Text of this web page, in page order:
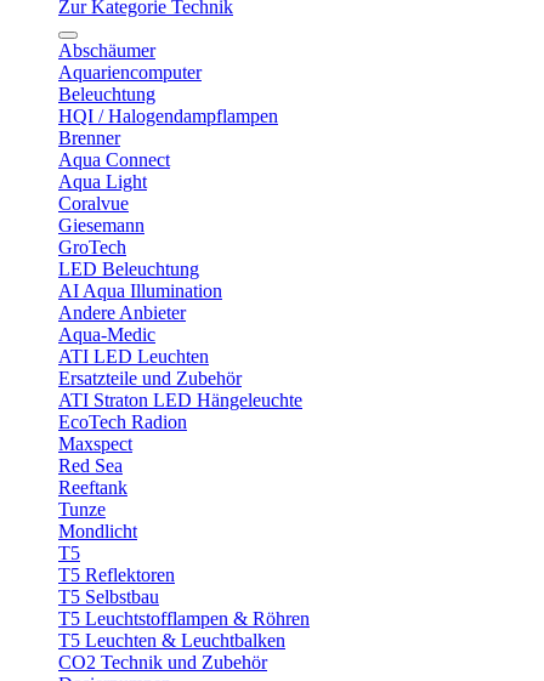
Zur Kategorie Technik
Abschäumer
Aquariencomputer
Beleuchtung
HQI / Halogendampflampen
Brenner
Aqua Connect
Aqua Light
Coralvue
Giesemann
GroTech
LED Beleuchtung
AI Aqua Illumination
Andere Anbieter
Aqua-Medic
ATI LED Leuchten
Ersatzteile und Zubehör
ATI Straton LED Hängeleuchte
EcoTech Radion
Maxspect
Red Sea
Reeftank
Tunze
Mondlicht
T5
T5 Reflektoren
T5 Selbstbau
T5 Leuchtstofflampen & Röhren
T5 Leuchten & Leuchtbalken
CO2 Technik und Zubehör